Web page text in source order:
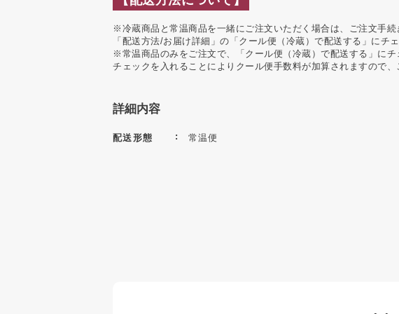
※冷蔵商品と常温商品を一緒にご注文いただく場合は、ご注文手続
「配送方法/お届け詳細」の「クール便（冷蔵）で配送する」にチ
※常温商品のみをご注文で、「クール便（冷蔵）で配送する」に
チェックを入れることによりクール便手数料が加算されますので、
詳細内容
配送形態 常温便